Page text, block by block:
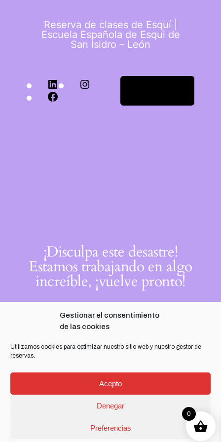
Gestionar el consentimiento
de las cookies
Utilizamos cookies para optimizar nuestro sitio web y nuestro gestor de
reservas.
Acepto
Denegar
Preferencias
Reserva de clases de Esquí |
Escuela Española de Esqui de
San Isidro – León
¡Disculpa este desastre!
Estamos trabajando en algo
increíble, ¡vuelve pronto!
0